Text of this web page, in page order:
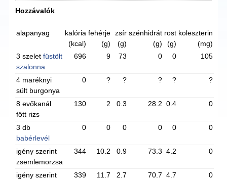
Hozzávalók
alapanyag
kalória
(kcal)
fehérje
(g)
zsír
(g)
szénhidrát
(g)
rost
(g)
koleszterin
(mg)
3 szeletfüstölt
szalonna
696 9 73 0 0 105
4 maréknyi
sült burgonya
0 ? ? ? ? ?
8 evőkanál
főtt rizs
130 2 0.3 28.2 0.4 0
3 db
babérlevél
0 0 0 0 0 0
igény szerint
zsemlemorzsa
344 10.2 0.9 73.3 4.2 0
igény szerint
339 11.7 2.7 70.7 4.7 0